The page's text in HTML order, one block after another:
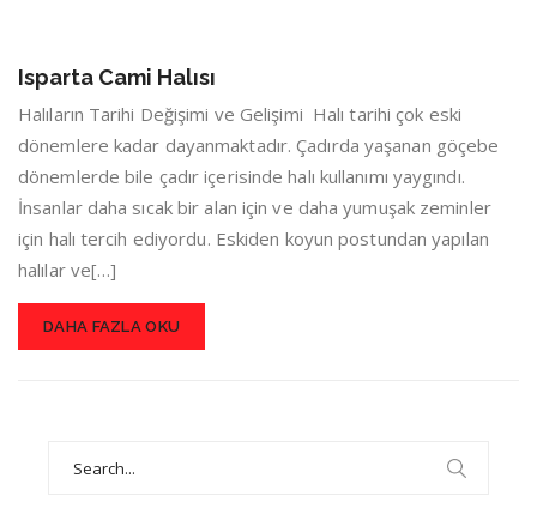
Isparta Cami Halısı
Halıların Tarihi Değişimi ve Gelişimi Halı tarihi çok eski
dönemlere kadar dayanmaktadır. Çadırda yaşanan göçebe
dönemlerde bile çadır içerisinde halı kullanımı yaygındı.
İnsanlar daha sıcak bir alan için ve daha yumuşak zeminler
için halı tercih ediyordu. Eskiden koyun postundan yapılan
halılar ve[…]
DAHA FAZLA OKU